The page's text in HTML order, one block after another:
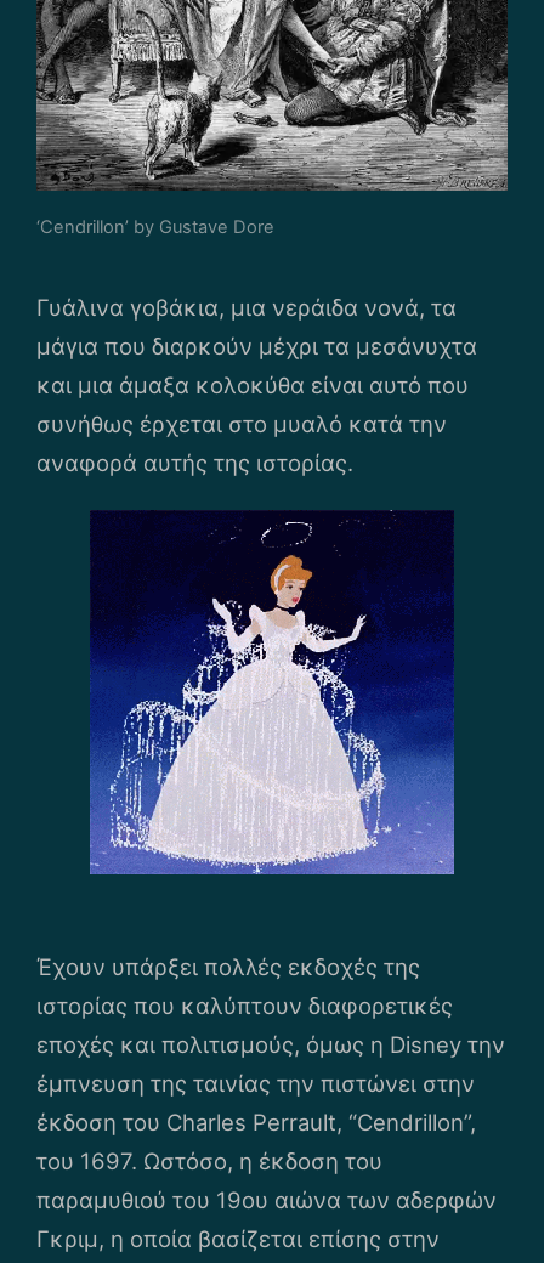
‘Cendrillon’ by Gustave Dore
Γυάλινα γοβάκια, μια νεράιδα νονά, τα
μάγια που διαρκούν μέχρι τα μεσάνυχτα
και μια άμαξα κολοκύθα είναι αυτό που
συνήθως έρχεται στο μυαλό κατά την
αναφορά αυτής της ιστορίας.
Έχουν υπάρξει πολλές εκδοχές της
ιστορίας που καλύπτουν διαφορετικές
εποχές και πολιτισμούς, όμως η Disney την
έμπνευση της ταινίας την πιστώνει στην
έκδοση του Charles Perrault, “Cendrillon”,
του 1697. Ωστόσο, η έκδοση του
παραμυθιού του 19ου αιώνα των αδερφών
Γκριμ, η οποία βασίζεται επίσης στην